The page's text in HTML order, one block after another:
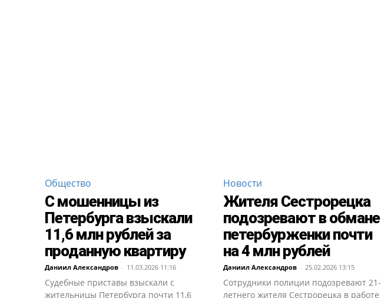
Общество
С мошенницы из
Петербурга взыскали
11,6 млн рублей за
проданную квартиру
Даниил Александров - 11.03.2026 11:16
Судебные приставы взыскали с
жительницы Петербурга почти 11,6
Новости
Жителя Сестрорецка
подозревают в обмане
петербурженки почти
на 4 млн рублей
Даниил Александров - 25.02.2026 13:15
Сотрудники полиции подозревают 21-
летнего жителя Сестрорецка в работе